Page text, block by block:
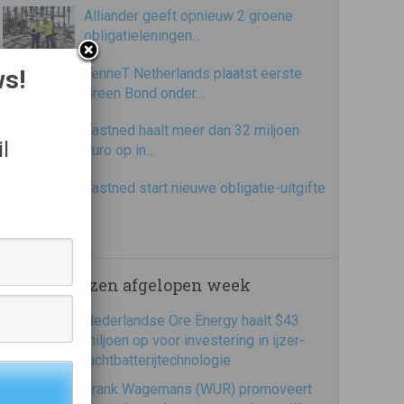
Alliander geeft opnieuw 2 groene
obligatieleningen…
TenneT Netherlands plaatst eerste
Green Bond onder…
Fastned haalt meer dan 32 miljoen
euro op in…
Fastned start nieuwe obligatie-uitgifte
Meest gelezen afgelopen week
Nederlandse Ore Energy haalt $43
miljoen op voor investering in ijzer-
luchtbatterijtechnologie
Frank Wagemans (WUR) promoveert